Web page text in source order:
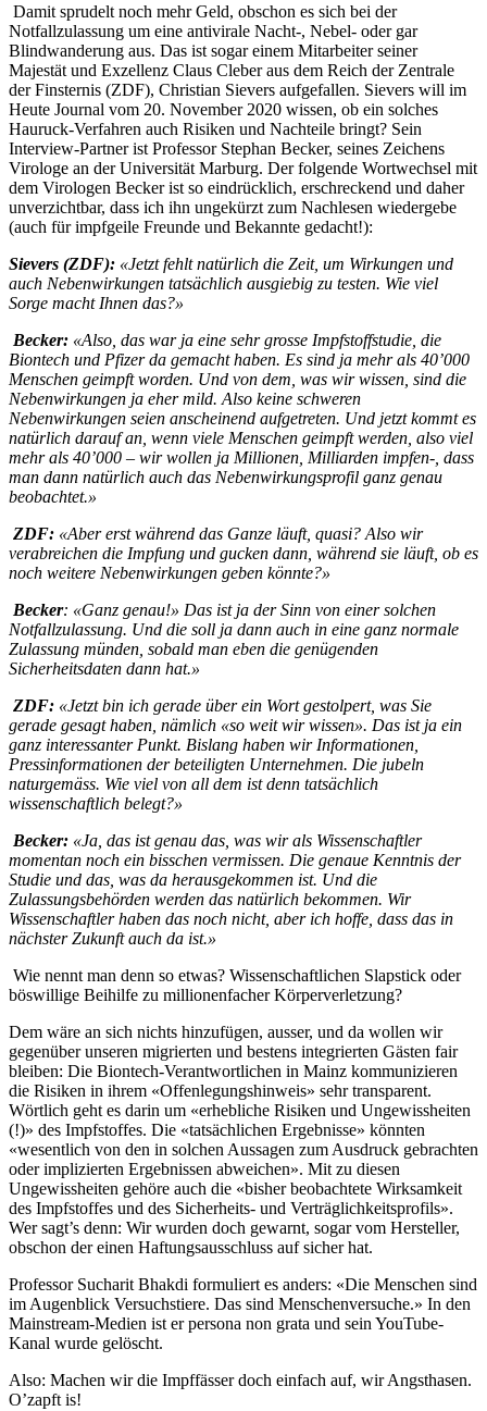
Damit sprudelt noch mehr Geld, obschon es sich bei der
Notfallzulassung um eine antivirale Nacht-, Nebel- oder gar
Blindwanderung aus. Das ist sogar einem Mitarbeiter seiner
Majestät und Exzellenz Claus Cleber aus dem Reich der Zentrale
der Finsternis (ZDF), Christian Sievers aufgefallen. Sievers will im
Heute Journal vom 20. November 2020 wissen, ob ein solches
Hauruck-Verfahren auch Risiken und Nachteile bringt? Sein
Interview-Partner ist Professor Stephan Becker, seines Zeichens
Virologe an der Universität Marburg. Der folgende Wortwechsel mit
dem Virologen Becker ist so eindrücklich, erschreckend und daher
unverzichtbar, dass ich ihn ungekürzt zum Nachlesen wiedergebe
(auch für impfgeile Freunde und Bekannte gedacht!):
Sievers (ZDF): «Jetzt fehlt natürlich die Zeit, um Wirkungen und
auch Nebenwirkungen tatsächlich ausgiebig zu testen. Wie viel
Sorge macht Ihnen das?»
Becker: «Also, das war ja eine sehr grosse Impfstoffstudie, die
Biontech und Pfizer da gemacht haben. Es sind ja mehr als 40’000
Menschen geimpft worden. Und von dem, was wir wissen, sind die
Nebenwirkungen ja eher mild. Also keine schweren
Nebenwirkungen seien anscheinend aufgetreten. Und jetzt kommt es
natürlich darauf an, wenn viele Menschen geimpft werden, also viel
mehr als 40’000 – wir wollen ja Millionen, Milliarden impfen-, dass
man dann natürlich auch das Nebenwirkungsprofil ganz genau
beobachtet.»
ZDF: «Aber erst während das Ganze läuft, quasi? Also wir
verabreichen die Impfung und gucken dann, während sie läuft, ob es
noch weitere Nebenwirkungen geben könnte?»
Becker: «Ganz genau!» Das ist ja der Sinn von einer solchen
Notfallzulassung. Und die soll ja dann auch in eine ganz normale
Zulassung münden, sobald man eben die genügenden
Sicherheitsdaten dann hat.»
ZDF: «Jetzt bin ich gerade über ein Wort gestolpert, was Sie
gerade gesagt haben, nämlich «so weit wir wissen». Das ist ja ein
ganz interessanter Punkt. Bislang haben wir Informationen,
Pressinformationen der beteiligten Unternehmen. Die jubeln
naturgemäss. Wie viel von all dem ist denn tatsächlich
wissenschaftlich belegt?»
Becker: «Ja, das ist genau das, was wir als Wissenschaftler
momentan noch ein bisschen vermissen. Die genaue Kenntnis der
Studie und das, was da herausgekommen ist. Und die
Zulassungsbehörden werden das natürlich bekommen. Wir
Wissenschaftler haben das noch nicht, aber ich hoffe, dass das in
nächster Zukunft auch da ist.»
Wie nennt man denn so etwas? Wissenschaftlichen Slapstick oder
böswillige Beihilfe zu millionenfacher Körperverletzung?
Dem wäre an sich nichts hinzufügen, ausser, und da wollen wir
gegenüber unseren migrierten und bestens integrierten Gästen fair
bleiben: Die Biontech-Verantwortlichen in Mainz kommunizieren
die Risiken in ihrem «Offenlegungshinweis» sehr transparent.
Wörtlich geht es darin um «erhebliche Risiken und Ungewissheiten
(!)» des Impfstoffes. Die «tatsächlichen Ergebnisse» könnten
«wesentlich von den in solchen Aussagen zum Ausdruck gebrachten
oder implizierten Ergebnissen abweichen». Mit zu diesen
Ungewissheiten gehöre auch die «bisher beobachtete Wirksamkeit
des Impfstoffes und des Sicherheits- und Verträglichkeitsprofils».
Wer sagt’s denn: Wir wurden doch gewarnt, sogar vom Hersteller,
obschon der einen Haftungsausschluss auf sicher hat.
Professor Sucharit Bhakdi formuliert es anders: «Die Menschen sind
im Augenblick Versuchstiere. Das sind Menschenversuche.» In den
Mainstream-Medien ist er persona non grata und sein YouTube-
Kanal wurde gelöscht.
Also: Machen wir die Impffässer doch einfach auf, wir Angsthasen.
O’zapft is!